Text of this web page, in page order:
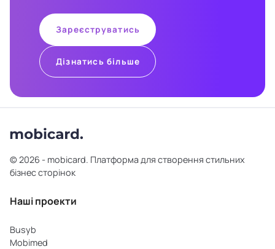
Зареєструватись
Дізнатись більше
© 2026 - mobicard. Платформа для створення стильних
бізнес сторінок
Наші проекти
Busyb
Mobimed